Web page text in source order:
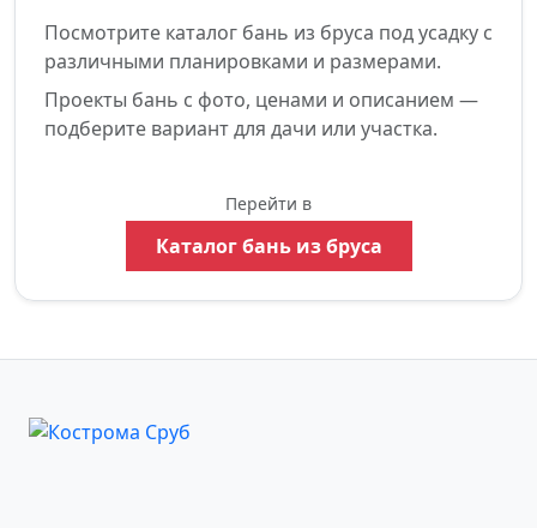
Посмотрите каталог бань из бруса под усадку с
различными планировками и размерами.
Проекты бань с фото, ценами и описанием —
подберите вариант для дачи или участка.
Перейти в
Каталог бань из бруса